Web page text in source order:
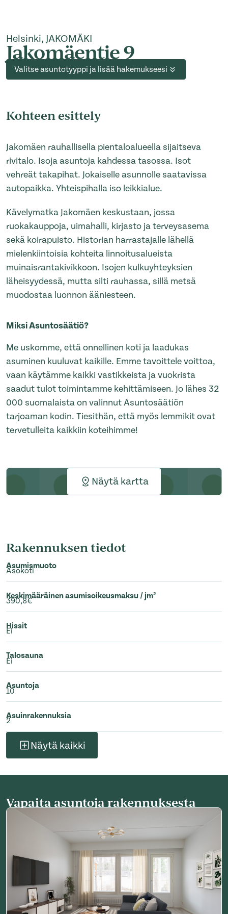
Helsinki, JAKOMÄKI
Jakomäentie 9
Valitse asuntotyyppi ja lisää hakemukseesi
Kohteen esittely
Jakomäen rauhallisella pientaloalueella sijaitseva
rivitalo. Isoja asuntoja kahdessa tasossa. Isot
vehreät takapihat. Jokaiselle asunnolle saatavissa
autopaikka. Yhteispihalla iso leikkialue.
Kävelymatka Jakomäen keskustaan, jossa
ruokakauppoja, uimahalli, kirjasto ja terveysasema
sekä koirapuisto. Historian harrastajalle lähellä
mielenkiintoisia kohteita linnoitusalueista
muinaisrantakivikkoon. Isojen kulkuyhteyksien
läheisyydessä, mutta silti rauhassa, sillä metsä
muodostaa luonnon ääniesteen.
Miksi Asuntosäätiö?
Me uskomme, että onnellinen koti ja laadukas
asuminen kuuluvat kaikille. Emme tavoittele voittoa,
vaan käytämme kaikki vastikkeista ja vuokrista
saadut tulot toimintamme kehittämiseen. Jo lähes 32
000 suomalaista on valinnut Asuntosäätiön
tarjoaman kodin. Tiesithän, että myös lemmikit ovat
tervetulleita kaikkiin koteihimme!
Näytä kartta
Rakennuksen tiedot
Asumismuoto
Asokoti
Keskimääräinen asumisoikeusmaksu / jm²
390,8€
Hissit
Ei
Talosauna
Ei
Asuntoja
10
Asuinrakennuksia
2
Näytä kaikki
Vapaita asuntoja rakennuksesta